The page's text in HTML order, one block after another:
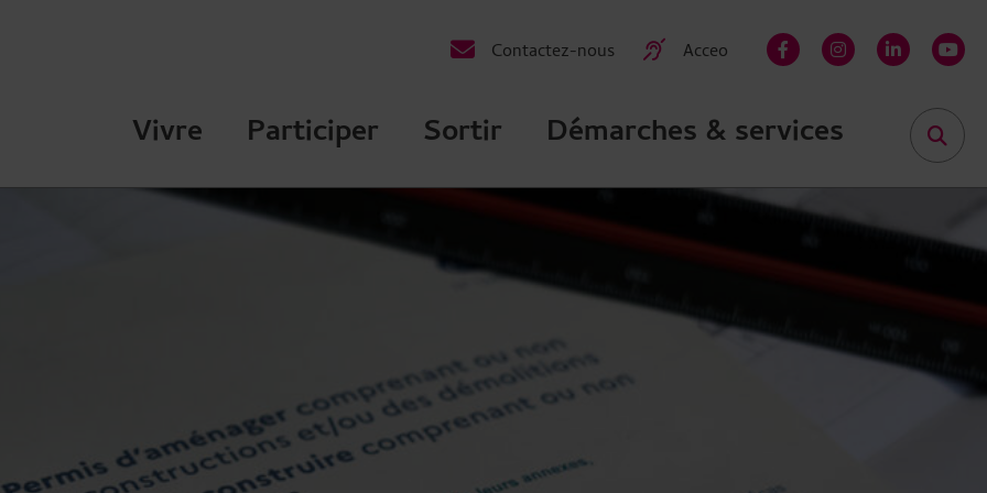
Contactez-nous Acceo facebook-finstagramlinkedin-in
Vivre Participer Sortir Démarches & services